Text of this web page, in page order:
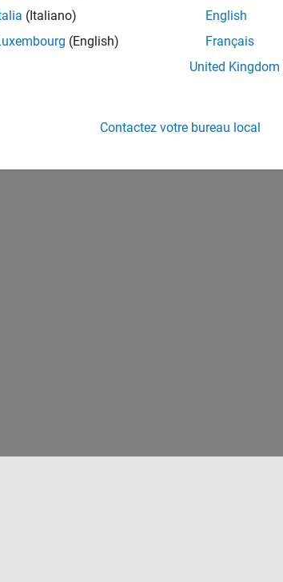
(Italiano)
(English)
English
Français
United Kingdom
Contactez votre bureau local